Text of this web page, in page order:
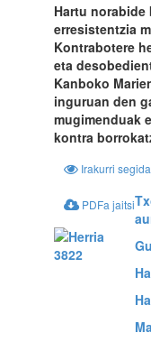
Hartu norabide
erresistentzia
Kontrabotere
eta
Kanboko
inguruan den
mugimenduak
kontra
Irakurri segida
PDFa jaitsi